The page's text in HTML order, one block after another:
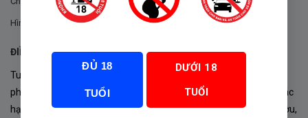
Hình thức thanh toán
ĐIỀU KHOẢN VÀ CHÍNH SÁCH
Tuân thủ Nghị định 105/2017/NĐ-CP ngày 14/9/2017 của Chính
phủ về sản xuất, kinh doanh rượu. Tuân thủ Luật “phòng chống tác
hại của rượu, bia” số 44/2019/QH14-Điều 16 về “điều kiện bán rượu,
ĐỦ 18
TUỔI
DƯỚI 18
TUỔI